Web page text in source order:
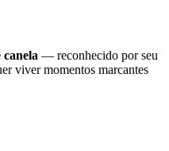
canela — reconhecido por seu
viver momentos marcantes